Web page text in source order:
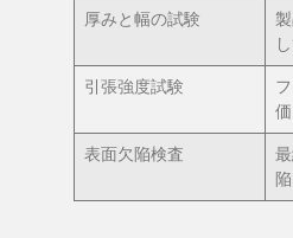
厚みと幅の試験
引張強度試験
価
表面欠陥検査